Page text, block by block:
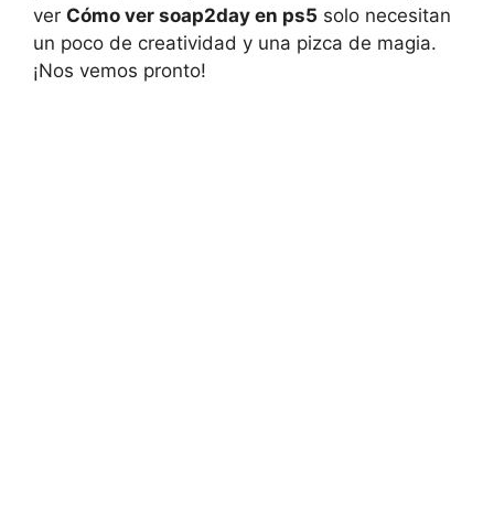
ver Cómo ver soap2day en ps5 ⁣ solo necesitan
un poco de creatividad y ⁣una pizca de magia.
¡Nos⁣ vemos pronto!